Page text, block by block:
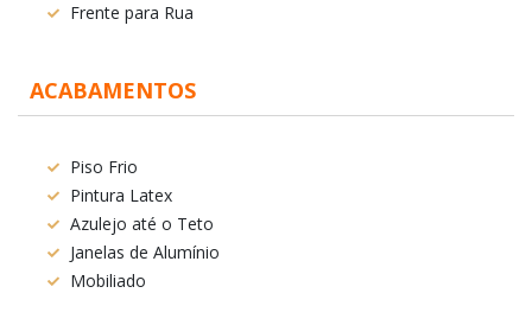
Frente para Rua
ACABAMENTOS
Piso Frio
Pintura Latex
Azulejo até o Teto
Janelas de Alumínio
Mobiliado